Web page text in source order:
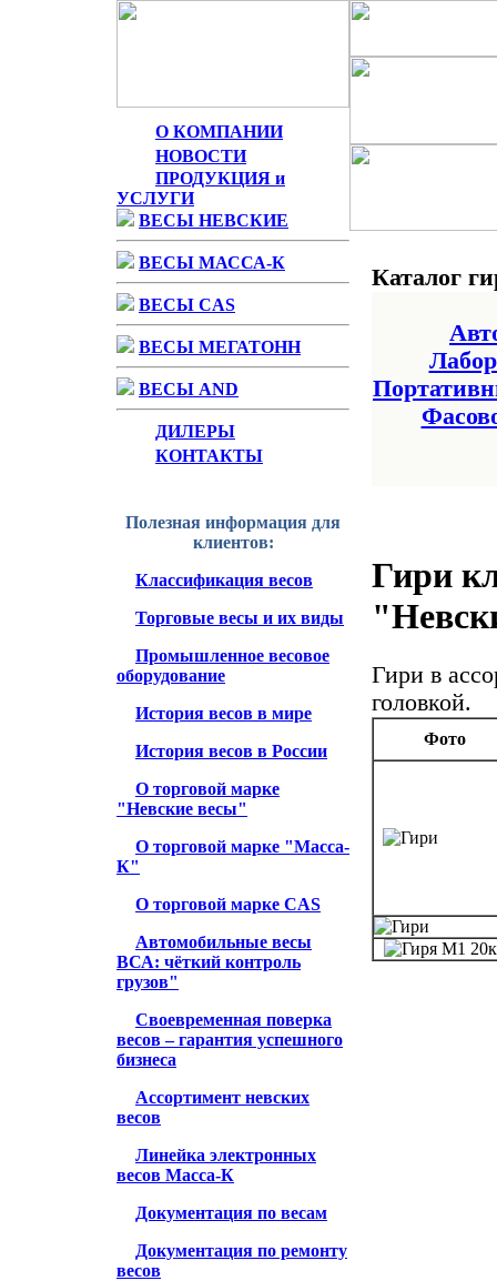
О КОМПАНИИ
НОВОСТИ
ПРОДУКЦИЯ и
УСЛУГИ
ВЕСЫ НЕВСКИЕ
ВЕСЫ МАССА-К
ВЕСЫ CAS
ВЕСЫ МЕГАТОНН
ВЕСЫ AND
ДИЛЕРЫ
КОНТАКТЫ
Полезная информация для
клиентов:
Классификация весов
Торговые весы и их виды
Промышленное весовое
оборудование
История весов в мире
История весов в России
О торговой марке
"Невские весы"
О торговой марке "Масса-
К"
О торговой марке CAS
Автомобильные весы
ВСА: чёткий контроль
грузов"
Своевременная поверка
весов – гарантия успешного
бизнеса
Ассортимент невских
весов
Линейка электронных
весов Масса-К
Документация по весам
Документация по ремонту
весов
Каталог
Гири
Гири в
головкой.
Фото